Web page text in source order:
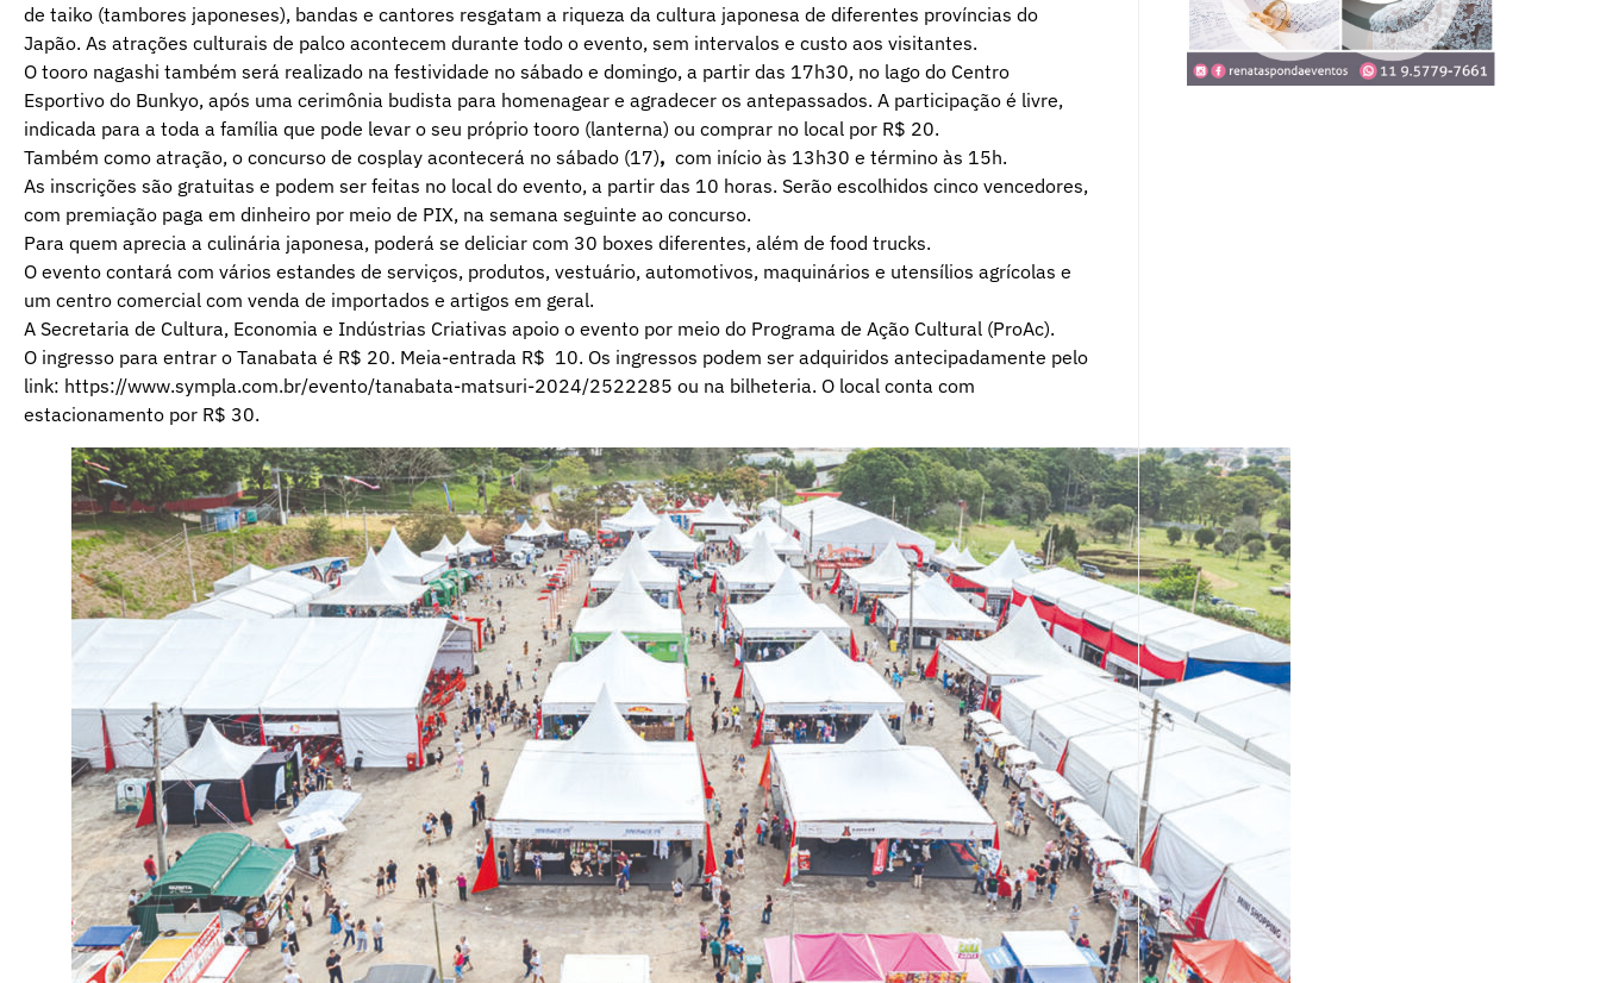
de taiko (tambores japoneses), bandas e cantores resgatam a riqueza da cultura japonesa de diferentes províncias do
Japão. As atrações culturais de palco acontecem durante todo o evento, sem intervalos e custo aos visitantes.
O tooro nagashi também será realizado na festividade no sábado e domingo, a partir das 17h30, no lago do Centro
Esportivo do Bunkyo, após uma cerimônia budista para homenagear e agradecer os antepassados. A participação é livre,
indicada para a toda a família que pode levar o seu próprio tooro (lanterna) ou comprar no local por R$ 20.
Também como atração, o concurso de cosplay acontecerá no sábado (17), com início às 13h30 e término às 15h.
As inscrições são gratuitas e podem ser feitas no local do evento, a partir das 10 horas. Serão escolhidos cinco vencedores,
com premiação paga em dinheiro por meio de PIX, na semana seguinte ao concurso.
Para quem aprecia a culinária japonesa, poderá se deliciar com 30 boxes diferentes, além de food trucks.
O evento contará com vários estandes de serviços, produtos, vestuário, automotivos, maquinários e utensílios agrícolas e
um centro comercial com venda de importados e artigos em geral.
A Secretaria de Cultura, Economia e Indústrias Criativas apoio o evento por meio do Programa de Ação Cultural (ProAc).
O ingresso para entrar o Tanabata é R$ 20. Meia-entrada R$ 10. Os ingressos podem ser adquiridos antecipadamente pelo
link: https://www.sympla.com.br/evento/tanabata-matsuri-2024/2522285 ou na bilheteria. O local conta com
estacionamento por R$ 30.